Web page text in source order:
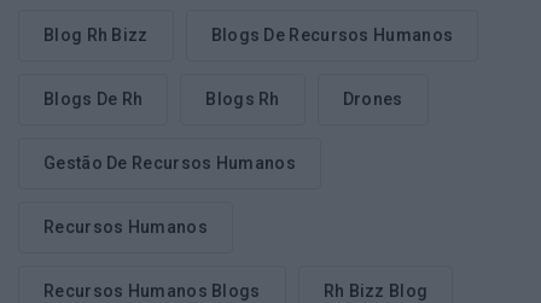
Blog Rh Bizz Blogs De Recursos Humanos
Blogs De Rh Blogs Rh Drones
Gestão De Recursos Humanos
Recursos Humanos
Recursos Humanos Blogs Rh Bizz Blog